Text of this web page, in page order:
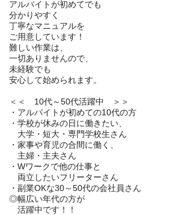
アルバイトが初めてでも
分かりやすく
丁寧なマニュアルを
ご用意しています！
難しい作業は、
一切ありませんので、
未経験でも
安心して始められます。
＜＜ 10代～50代活躍中 ＞＞
・アルバイトが初めての10代の方
・学校が休みの日に働きたい、
大学・短大・専門学校生さん
・家事や育児の合間に働く、
主婦・主夫さん
・Wワークで他の仕事と
両立したいフリーターさん
・副業OKな30～50代の会社員さん
◎幅広い年代の方が
活躍中です！！